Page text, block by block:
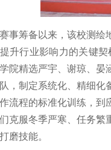
赛事筹备以来，该校测绘
升行业影响力的关键
院精选严宇、谢琼、晏
，制定系统化、精细化
流程的标准化训练，到
克服冬季严寒、任务繁
磨技能。